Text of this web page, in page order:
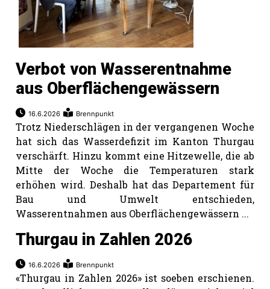
Verbot von Wasserentnahme
aus Oberflächengewässern
16.6.2026 Brennpunkt
Trotz Niederschlägen in der vergangenen Woche
hat sich das Wasserdefizit im Kanton Thurgau
verschärft. Hinzu kommt eine Hitzewelle, die ab
Mitte der Woche die Temperaturen stark
erhöhen wird. Deshalb hat das Departement für
Bau und Umwelt entschieden,
Wasserentnahmen aus Oberflächengewässern ...
Thurgau in Zahlen 2026
16.6.2026 Brennpunkt
«Thurgau in Zahlen 2026» ist soeben erschienen.